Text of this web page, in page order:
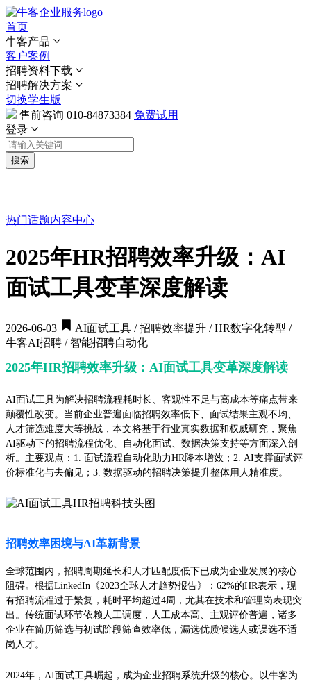
首页
牛客产品
客户案例
招聘资料下载
招聘解决方案
切换学生版
售前咨询 010-84873384 免费试用
登录
搜索
热门话题内容中心
2025年HR招聘效率升级：AI
面试工具变革深度解读
2026-06-03
AI面试工具 / 招聘效率提升 / HR数字化转型 /
牛客AI招聘 / 智能招聘自动化
2025年HR招聘效率升级：AI面试工具变革深度解读
AI面试工具为解决招聘流程耗时长、客观性不足与高成本等痛点带来
颠覆性改变。当前企业普遍面临招聘效率低下、面试结果主观不均、
人才筛选难度大等挑战，本文将基于行业真实数据和权威研究，聚焦
AI驱动下的招聘流程优化、自动化面试、数据决策支持等方面深入剖
析。主要观点：1. 面试流程自动化助力HR降本增效；2. AI支撑面试评
价标准化与去偏见；3. 数据驱动的招聘决策提升整体用人精准度。
招聘效率困境与AI革新背景
全球范围内，招聘周期延长和人才匹配度低下已成为企业发展的核心
阻碍。根据LinkedIn《2023全球人才趋势报告》：62%的HR表示，现
有招聘流程过于繁复，耗时平均超过4周，尤其在技术和管理岗表现突
出。传统面试环节依赖人工调度，人工成本高、主观评价普遍，诸多
企业在简历筛选与初试阶段筛查效率低，漏选优质候选人或误选不适
岗人才。
2024年，AI面试工具崛起，成为企业招聘系统升级的核心。以牛客为